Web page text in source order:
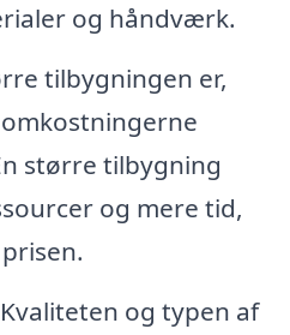
og håndværk.
tilbygningen er,
større tilbygning
og mere tid,
Kvaliteten og typen af